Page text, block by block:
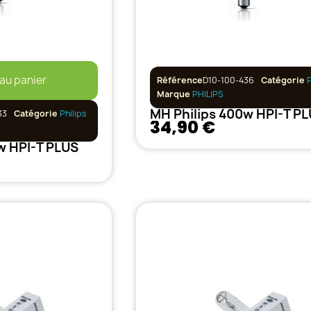
panier
Catégorie Philips
HPI-T PLUS
RéférenceD10-100-436 Catégorie
Marque PHILIPS
MH Philips 400w HPI-T
34,90 €